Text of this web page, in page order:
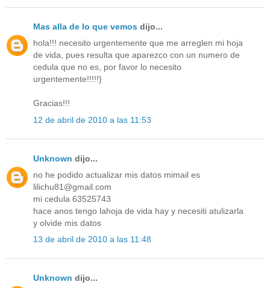
Mas alla de lo que vemos dijo...
hola!!! necesito urgentemente que me arreglen mi hoja
de vida, pues resulta que aparezco con un numero de
cedula que no es, por favor lo necesito
urgentemente!!!!!}
Gracias!!!
12 de abril de 2010 a las 11:53
Unknown dijo...
no he podido actualizar mis datos mimail es
lilichu81@gmail.com
mi cedula 63525743
hace anos tengo lahoja de vida hay y necesiti atulizarla
y olvide mis datos
13 de abril de 2010 a las 11:48
Unknown dijo...